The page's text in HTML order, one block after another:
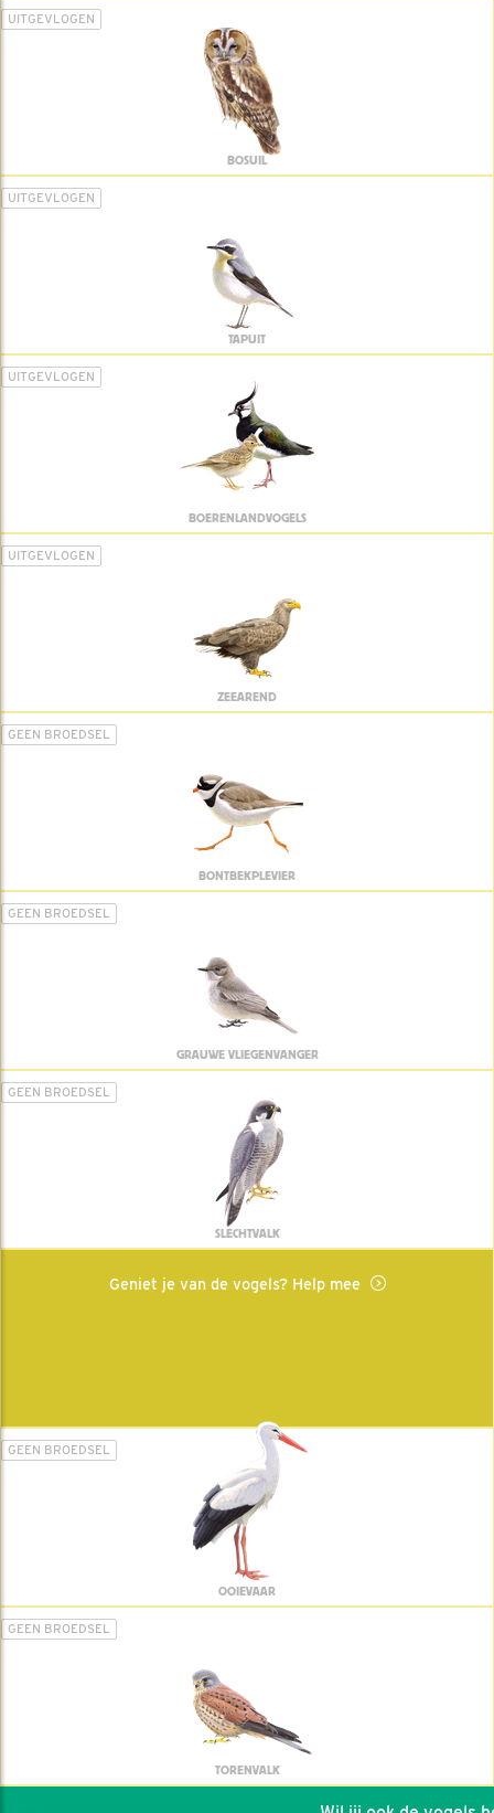
UITGEVLOGEN
BOSUIL
UITGEVLOGEN
TAPUIT
UITGEVLOGEN
BOERENLANDVOGELS
UITGEVLOGEN
ZEEAREND
GEEN BROEDSEL
BONTBEKPLEVIER
GEEN BROEDSEL
GRAUWE VLIEGENVANGER
GEEN BROEDSEL
SLECHTVALK
Geniet je van de vogels? Help mee
GEEN BROEDSEL
OOIEVAAR
GEEN BROEDSEL
TORENVALK